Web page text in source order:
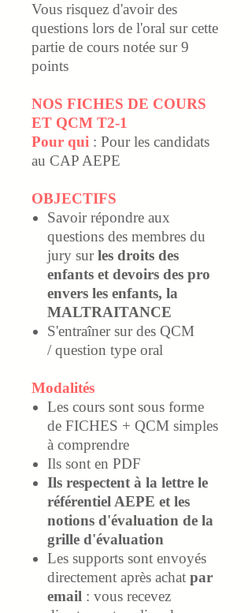
Vous risquez d'avoir des
questions lors de l'oral sur cette
partie de cours notée sur 9
points
NOS FICHES DE COURS
ET QCM T2-1
Pour qui : Pour les candidats
au CAP AEPE
OBJECTIFS
Savoir répondre aux
questions des membres du
jury surles droits des
enfants et devoirs des pro
envers les enfants, la
MALTRAITANCE
S'entraîner sur des QCM
/ question type oral
Modalités
Les cours sont sous forme
de FICHES + QCM simples
à comprendre
Ils sont en PDF
Ils respectent à la lettre le
référentiel AEPE et les
notions d'évaluation de la
grille d'évaluation
Les supports sont envoyés
directement après achat par
email : vous recevez